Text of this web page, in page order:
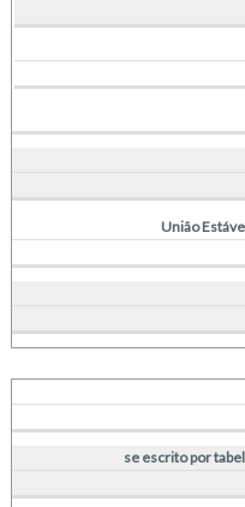
União
se escrito por